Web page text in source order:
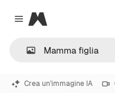
Close menu
Magnific
Crea un'immagine IA